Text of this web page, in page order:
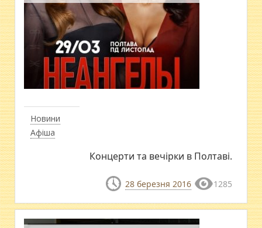
Новини
Афіша
Концерти та вечірки в Полтаві.
28 березня 2016 1285